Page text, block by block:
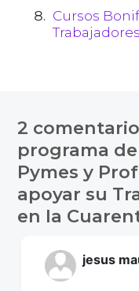
Cursos
Trabajadores
2
programa
Pymes y
apoyar su
en la
jesus